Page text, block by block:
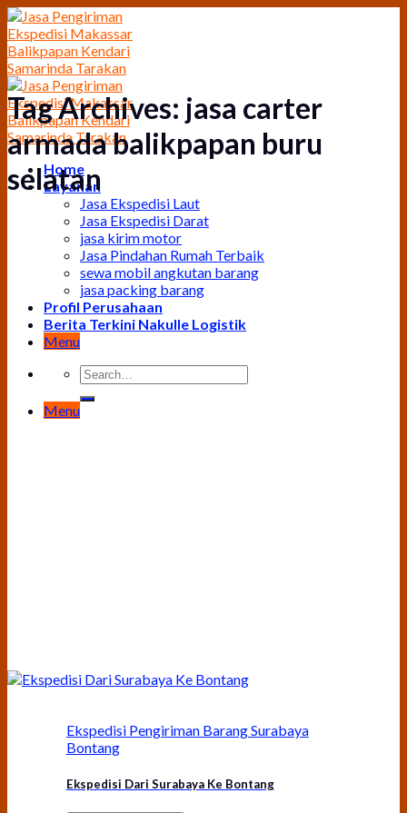
Skip
to
content
Home
Layanan
Jasa Ekspedisi Laut
Jasa Ekspedisi Darat
jasa kirim motor
Jasa Pindahan Rumah Terbaik
sewa mobil angkutan barang
jasa packing barang
Profil Perusahaan
Berita Terkini Nakulle Logistik
Menu
Menu
Tag Archives: jasa carter
armada balikpapan buru
selatan
Ekspedisi Pengiriman Barang Surabaya
Bontang
Ekspedisi Dari Surabaya Ke Bontang